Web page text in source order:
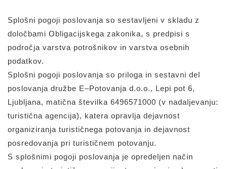
Splošni pogoji poslovanja so sestavljeni v skladu z
določbami Obligacijskega zakonika, s predpisi s
področja varstva potrošnikov in varstva osebnih
podatkov.
Splošni pogoji poslovanja so priloga in sestavni del
poslovanja družbe E–Potovanja d.o.o., Lepi pot 6,
Ljubljana, matična številka 6496571000 (v nadaljevanju:
turistična agencija), katera opravlja dejavnost
organiziranja turističnega potovanja in dejavnost
posredovanja pri turističnem potovanju.
S splošnimi pogoji poslovanja je opredeljen način